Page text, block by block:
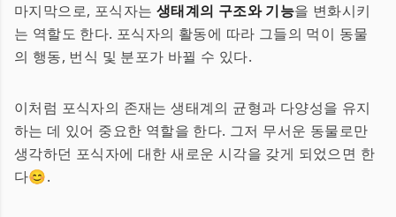
마지막으로, 포식자는 생태계의 구조와 기능을 변화시키
는 역할도 한다. 포식자의 활동에 따라 그들의 먹이 동물
의 행동, 번식 및 분포가 바뀔 수 있다.
이처럼 포식자의 존재는 생태계의 균형과 다양성을 유지
하는 데 있어 중요한 역할을 한다. 그저 무서운 동물로만
생각하던 포식자에 대한 새로운 시각을 갖게 되었으면 한
다😊.